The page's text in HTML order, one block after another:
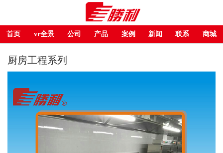
首页 vr全景 公司 产品 案例 新闻 联系 商城
厨房工程系列